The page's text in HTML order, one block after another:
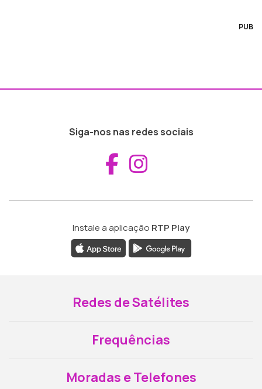
PUB
Siga-nos nas redes sociais
Aceder ao
Instale a aplicação RTP Play
Redes de Satélites
Frequências
Moradas e Telefones